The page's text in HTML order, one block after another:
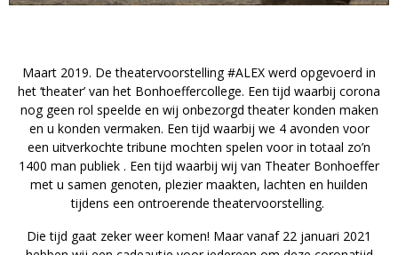
Maart 2019. De theatervoorstelling #ALEX werd opgevoerd in
het ‘theater’ van het Bonhoeffercollege. Een tijd waarbij corona
nog geen rol speelde en wij onbezorgd theater konden maken
en u konden vermaken. Een tijd waarbij we 4 avonden voor
een uitverkochte tribune mochten spelen voor in totaal zo’n
1400 man publiek . Een tijd waarbij wij van Theater Bonhoeffer
met u samen genoten, plezier maakten, lachten en huilden
tijdens een ontroerende theatervoorstelling.
Die tijd gaat zeker weer komen! Maar vanaf 22 januari 2021